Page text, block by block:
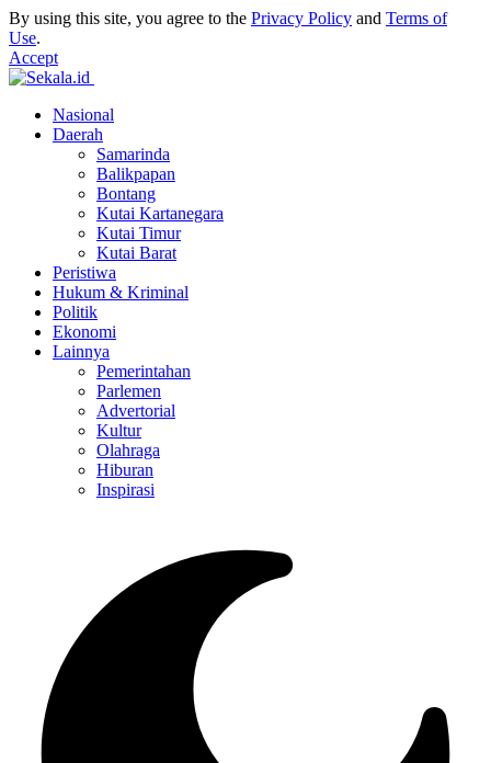
By using this site, you agree to the Privacy Policy and Terms of
Use.
Accept
Nasional
Daerah
Samarinda
Balikpapan
Bontang
Kutai Kartanegara
Kutai Timur
Kutai Barat
Peristiwa
Hukum & Kriminal
Politik
Ekonomi
Lainnya
Pemerintahan
Parlemen
Advertorial
Kultur
Olahraga
Hiburan
Inspirasi